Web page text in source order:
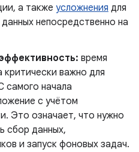
а также усложнения для
непосредственно на
время
важно для
самого начала
с учётом
Это означает, что нужно
сбор данных,
и запуск фоновых задач.